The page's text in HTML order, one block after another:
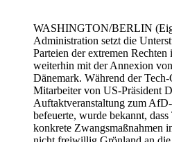
WASHINGTON/BERLIN
Administration setzt die
Parteien der extremen
weiterhin mit der Annexion
Dänemark. Während der
Mitarbeiter von US-Präsident
Auftaktveranstaltung zum
befeuerte, wurde bekannt,
konkrete Zwangsmaßnahmen